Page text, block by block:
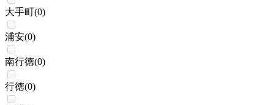
大手町(0)
浦安(0)
南行徳(0)
行徳(0)